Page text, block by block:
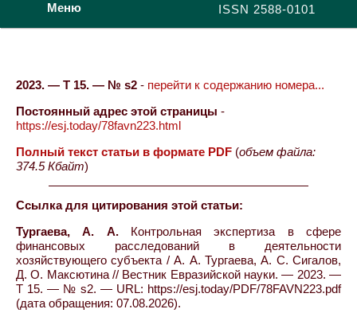
ISSN 2588-0101
Меню
2023. — Т 15. — № s2 - перейти к содержанию номера...
Постоянный адрес этой страницы -
https://esj.today/78favn223.html
Полный текст статьи в формате PDF (объем файла:
374.5 Кбайт)
Ссылка для цитирования этой статьи:
Тургаева, А. А.Контрольная экспертиза в сфере
финансовых расследований в деятельности
хозяйствующего субъекта / А. А. Тургаева, А. С. Сигалов,
Д. О. Максютина // Вестник Евразийской науки. — 2023. —
Т 15. — № s2. — URL: https://esj.today/PDF/78FAVN223.pdf
(дата обращения: 07.08.2026).